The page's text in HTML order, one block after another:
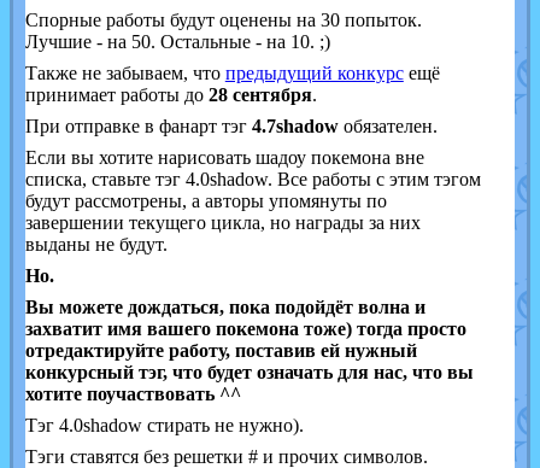
Спорные работы будут оценены на 30 попыток.
Лучшие - на 50. Остальные - на 10. ;)
Также не забываем, что предыдущий конкурсещё
принимает работы до 28 сентября.
При отправке в фанарт тэг 4.7shadowобязателен.
Если вы хотите нарисовать шадоу покемона вне
списка, ставьте тэг 4.0shadow. Все работы с этим тэгом
будут рассмотрены, а авторы упомянуты по
завершении текущего цикла, но награды за них
выданы не будут.
Но.
Вы можете дождаться, пока подойдёт волна и
захватит имя вашего покемона тоже) тогда просто
отредактируйте работу, поставив ей нужный
конкурсный тэг, что будет означать для нас, что вы
хотите поучаствовать ^^
Тэг 4.0shadow стирать не нужно).
Тэги ставятся без решетки # и прочих символов.